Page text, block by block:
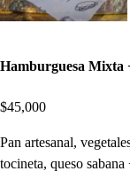
Hamburguesa Mixta
$45,000
Pan artesanal,
tocineta, queso sabana